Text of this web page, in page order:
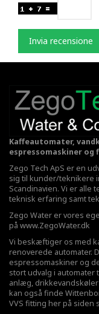
Invia recensione
Kaffeautomater,
espressomaskiner
Zego Tech ApS er en
sig til kunder/teknikere
Scandinavien. Vi er alle
teknisk erfaring samt
Zego Water er vores
på www.ZegoWater.dk
Vi beskæftiger os med
renoverede automater.
espressomaskiner og
stort udvalg i automater
anlæg, drikkevandskøler
kan også finde
VVS fitting her på siden